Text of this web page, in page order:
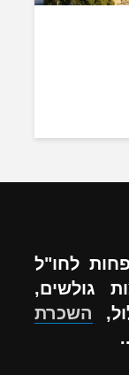
לחו"ל
גולשים,
השכרת